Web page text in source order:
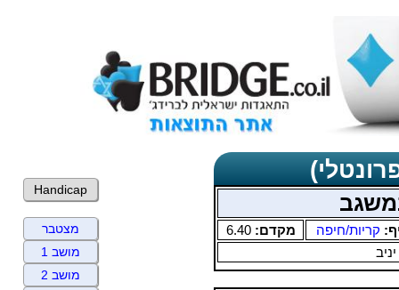
קריות/חיפה מקדם:6.40
Handicap
מצטבר
מושב 1
מושב 2